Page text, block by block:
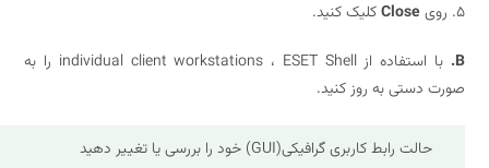
Closeکلیک کنید.
با استفاده از individual client workstations ، ESET Shell را به
به روز کنید.
حالت رابط کاربری گرافیکی(GUI) خود را بررسی یا تغییر دهید